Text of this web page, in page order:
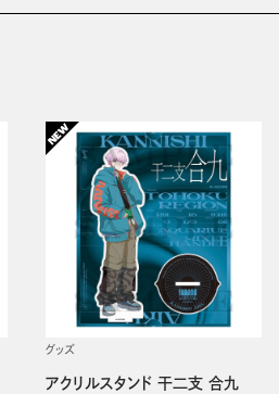
グッズ
アクリルスタンド 干二支 合九